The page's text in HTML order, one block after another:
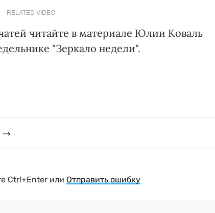
RELATED VIDEO
читайте в материале Юлии Коваль
"Зеркало недели".
Ctrl+Enter или Отправить ошибку